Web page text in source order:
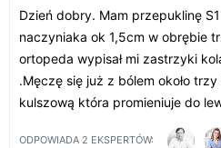
Dzień dobry. Mam przepuklinę
naczyniaka ok 1,5cm w obrębie
ortopeda wypisał mi zastrzyki
.Męczę się już z bólem około
kulszową która promieniuje do
ODPOWIADA 2 EKSPERTÓW: